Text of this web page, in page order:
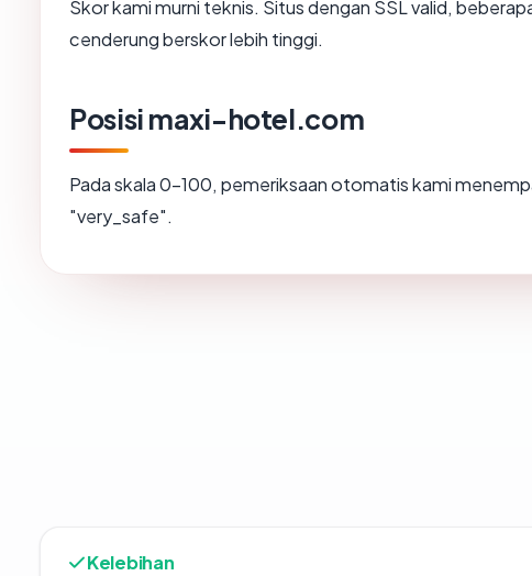
Skor kami murni teknis. Situs dengan SSL valid,
cenderung berskor lebih tinggi.
Posisi maxi-hotel.com
Pada skala 0-100, pemeriksaan otomatis kami
"very_safe".
Kelebihan